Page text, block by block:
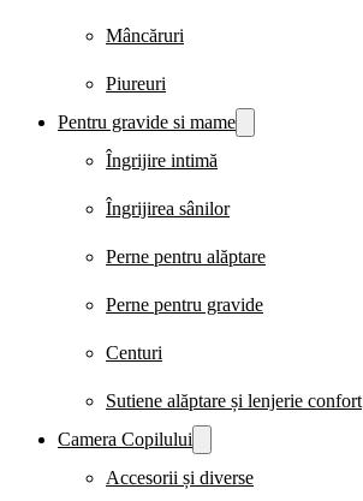
Mâncăruri
Piureuri
Pentru gravide si mame
Îngrijire intimă
Îngrijirea sânilor
Perne pentru alăptare
Perne pentru gravide
Centuri
Sutiene alăptare și lenjerie confort
Camera Copilului
Accesorii și diverse